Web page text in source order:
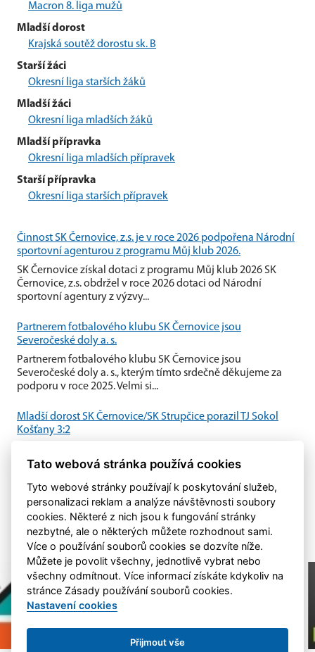
Macron 8. liga mužů
Mladší dorost
Krajská soutěž dorostu sk. B
Starší žáci
Okresní liga starších žáků
Mladší žáci
Okresní liga mladších žáků
Mladší přípravka
Okresní liga mladších přípravek
Starší přípravka
Okresní liga starších přípravek
Činnost SK Černovice, z.s. je v roce 2026 podpořena Národní
sportovní agenturou z programu Můj klub 2026.
SK Černovice získal dotaci z programu Můj klub 2026 SK
Černovice, z.s. obdržel v roce 2026 dotaci od Národní
sportovní agentury z výzvy...
Partnerem fotbalového klubu SK Černovice jsou
Severočeské doly a. s.
Partnerem fotbalového klubu SK Černovice jsou
Severočeské doly a. s., kterým tímto srdečně děkujeme za
podporu v roce 2025. Velmi si...
Mladší dorost SK Černovice/SK Strupčice porazil TJ Sokol
Košťany 3:2
utkání proti TJ Sokol Košťany a po vyrovnaném průběhu
Tato webová stránka používá cookies
Tyto webové stránky používají k poskytování služeb,
personalizaci reklam a analýze návštěvnosti soubory
cookies. Některé z nich jsou k fungování stránky
nezbytné, ale o některých můžete rozhodnout sami.
Více o používání souborů cookies se dozvíte níže.
Můžete je povolit všechny, jednotlivě vybrat nebo
všechny odmítnout. Více informací získáte kdykoliv na
stránce Zásady používání souborů cookies.
Nastavení cookies
Přijmout vše